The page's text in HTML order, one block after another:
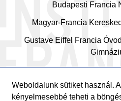
Budapesti Francia
Magyar-Francia
Gustave Eiffel Francia
Weboldalunk sütiket használ.
kényelmesebbé teheti a